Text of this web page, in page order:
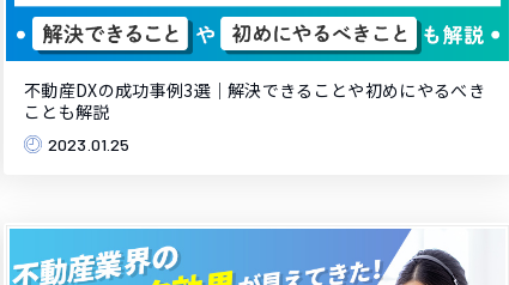
不動産DXの成功事例3選｜解決できることや初めにやるべき
ことも解説
2023.01.25